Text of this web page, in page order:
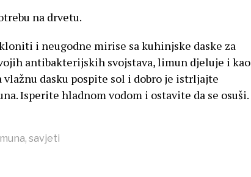
na drvetu.
i neugodne mirise sa kuhinjske daske za
antibakterijskih svojstava, limun djeluje i kao
dasku pospite sol i dobro je istrljajte
Isperite hladnom vodom i ostavite da se osuši.
, savjeti